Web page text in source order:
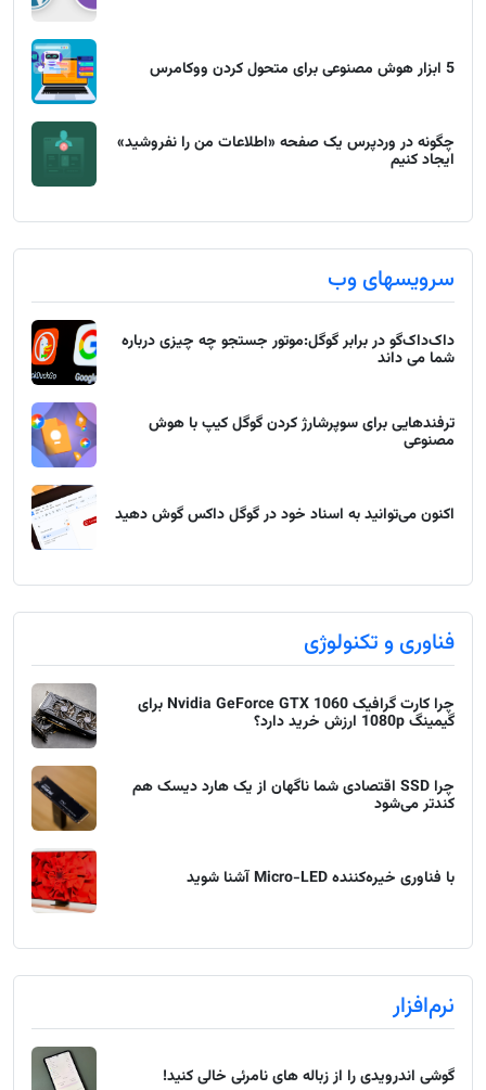
5 ابزار هوش مصنوعی برای متحول کردن ووکامرس
چگونه در وردپرس یک صفحه «اطلاعات من را نفروشید»
ایجاد کنیم
سرویسهای وب
داک‌داک‌گو در برابر گوگل:موتور جستجو چه چیزی درباره
شما می داند
ترفندهایی برای سوپرشارژ کردن گوگل کیپ با هوش
مصنوعی
اکنون می‌توانید به اسناد خود در گوگل داکس گوش دهید
فناوری و تکنولوژی
چرا کارت گرافیک Nvidia GeForce GTX 1060 برای
گیمینگ 1080p ارزش خرید دارد؟
چرا SSD اقتصادی شما ناگهان از یک هارد دیسک هم
کندتر می‌شود
با فناوری خیره‌کننده Micro-LED آشنا شوید
نرم‌افزار
گوشی اندرویدی را از زباله های نامرئی خالی کنید!